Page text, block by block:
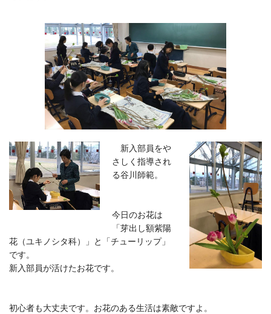
新入部員をや
さしく指導され
る谷川師範。
今日のお花は
「芽出し額紫陽
花（ユキノシタ科）」と「チューリップ」
です。
新入部員が活けたお花です。
初心者も大丈夫です。お花のある生活は素敵ですよ。